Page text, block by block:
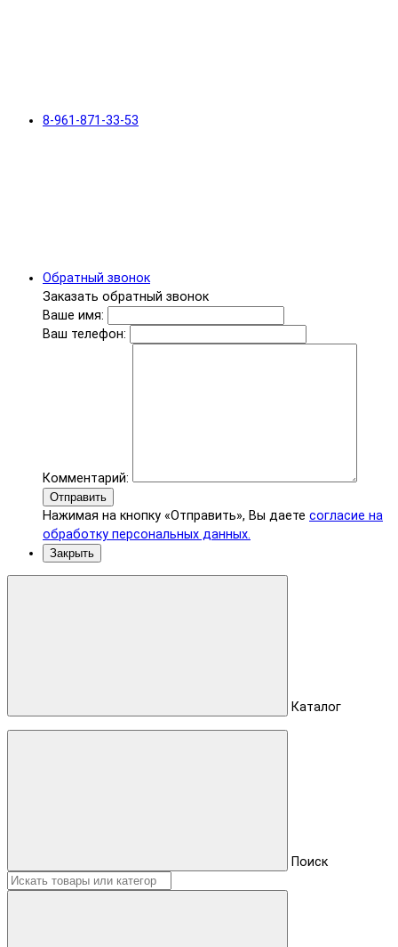
8-961-871-33-53
Обратный звонок
Заказать обратный звонок
Ваше имя:
Ваш телефон:
Комментарий:
Отправить
Нажимая на кнопку «Отправить», Вы даете согласие на
обработку персональных данных.
Закрыть
Каталог
Поиск